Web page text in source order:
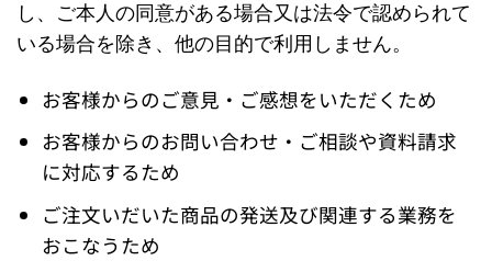
し、ご本人の同意がある場合又は法令で認められて
いる場合を除き、他の目的で利用しません。
お客様からのご意見・ご感想をいただくため
お客様からのお問い合わせ・ご相談や資料請求
に対応するため
ご注文いだいた商品の発送及び関連する業務を
おこなうため